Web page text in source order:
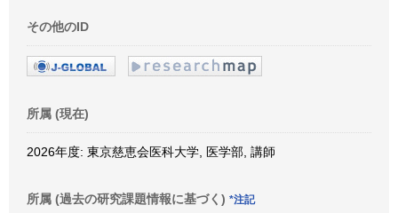
その他のID
所属 (現在)
2026年度: 東京慈恵会医科大学, 医学部, 講師
所属 (過去の研究課題情報に基づく) *注記